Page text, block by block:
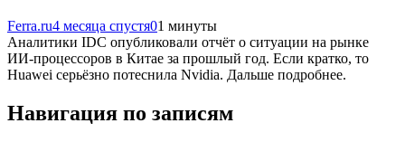
Ferra.ru4 месяца спустя01 минуты
Аналитики IDC опубликовали отчёт о ситуации на рынке
ИИ-процессоров в Китае за прошлый год. Если кратко, то
Huawei серьёзно потеснила Nvidia. Дальше подробнее.
Навигация по записям